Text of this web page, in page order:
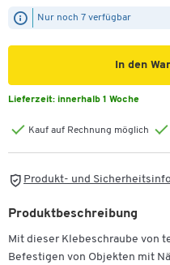
Nur noch 7 verfügbar
In den
Lieferzeit: innerhalb 1 Woche
Kauf auf Rechnung möglich
Produkt- und
Produktbeschreibung
Mit dieser Klebeschraube von
Befestigen von Objekten mit